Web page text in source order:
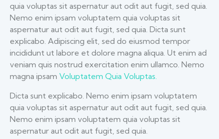
quia voluptas sit aspernatur aut odit aut fugit, sed quia.
Nemo enim ipsam voluptatem quia voluptas sit
aspernatur aut odit aut fugit, sed quia. Dicta sunt
explicabo. Adipiscing elit, sed do eiusmod tempor
incididunt ut labore et dolore magna aliqua. Ut enim ad
veniam quis nostrud exercitation enim ullamco. Nemo
magna ipsam Voluptatem Quia Voluptas.
Dicta sunt explicabo. Nemo enim ipsam voluptatem
quia voluptas sit aspernatur aut odit aut fugit, sed quia.
Nemo enim ipsam voluptatem quia voluptas sit
aspernatur aut odit aut fugit, sed quia.